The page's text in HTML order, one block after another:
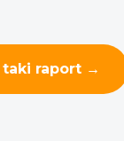
taki raport →